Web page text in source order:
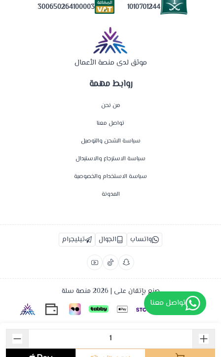
روابط مهمة
من نحن
تواصل معنا
سياسة الشحن والتوصيل
سياسة الاسترجاع والاستبدال
سياسة الاستخدام والخصوصية
المدونة
1010701244
300650264100003
موثق لدى منصة الأعمال
واتساب الجوال تيليجرام
صنع بإتقان على | 2026 منصة سلة
تواصل معنا